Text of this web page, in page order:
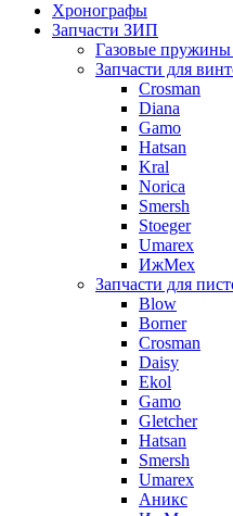
Хронографы
Запчасти ЗИП
Газовые пружины
Запчасти для
Crosman
Diana
Gamo
Hatsan
Kral
Norica
Smersh
Stoeger
Umarex
ИжМех
Запчасти для
Blow
Borner
Crosman
Daisy
Ekol
Gamo
Gletcher
Hatsan
Smersh
Umarex
Аникс